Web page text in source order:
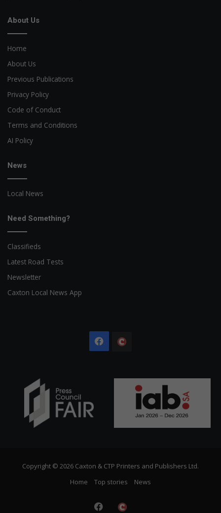
About Us
Home
About Us
Previous Publications
Privacy Policy
Code of Conduct
Terms and Conditions
AI Policy
News
Local News
Need Something?
Classifieds
Latest Road Tests
Newsletter
Caxton Local News App
Facebook
Copyright © 2026 Caxton & CTP Printers and Publishers Ltd.
Home
Top stories News
Facebook